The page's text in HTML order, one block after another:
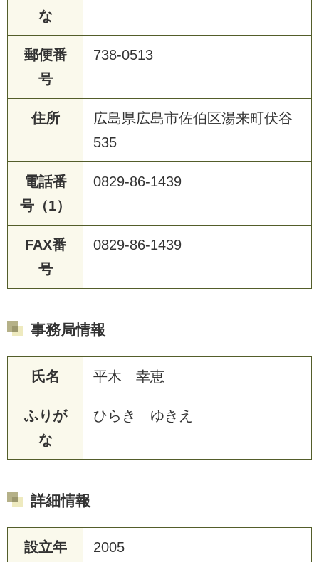
な
郵便番
号
738-0513
住所
広島県広島市佐伯区湯来町伏谷
535
電話番
号（1）
0829-86-1439
FAX番
号
0829-86-1439
事務局情報
氏名 平木 幸恵
ふりが
な
ひらき ゆきえ
詳細情報
設立年
2005